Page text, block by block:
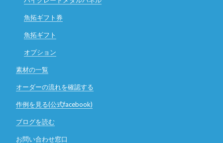
魚拓ギフト券
魚拓ギフト
オプション
素材の一覧
オーダーの流れを確認する
作例を見る(公式facebook)
ブログを読む
お問い合わせ窓口